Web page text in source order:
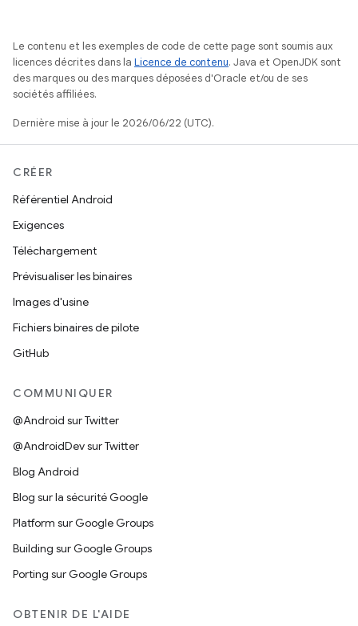
Le contenu et les exemples de code de cette page sont soumis aux
licences décrites dans la Licence de contenu. Java et OpenJDK sont
des marques ou des marques déposées d'Oracle et/ou de ses
sociétés affiliées.
Dernière mise à jour le 2026/06/22 (UTC).
CRÉER
Référentiel Android
Exigences
Téléchargement
Prévisualiser les binaires
Images d'usine
Fichiers binaires de pilote
GitHub
COMMUNIQUER
@Android sur Twitter
@AndroidDev sur Twitter
Blog Android
Blog sur la sécurité Google
Platform sur Google Groups
Building sur Google Groups
Porting sur Google Groups
OBTENIR DE L'AIDE